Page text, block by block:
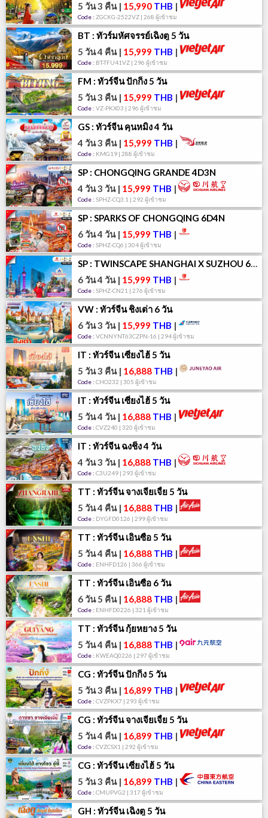
5 วัน 3 คืน| 15,990 THB |
Code : ZGCKG-2522VZ | 268 ผู้เข้าชม
BT : ทัวร์มหัศจรรย์เฉิงตู 5 วัน
5 วัน 4 คืน| 15,999 THB |
Code : BT-TFU41VZ | 296 ผู้เข้าชม
FM : ทัวร์จีน ปักกิ่ง 5 วัน
5 วัน 3 คืน| 15,999 THB |
Code : VZ-PKX03 | 296 ผู้เข้าชม
GS : ทัวร์จีน คุนหมิง 4 วัน
4 วัน 3 คืน| 15,999 THB |
Code : KMG19 | 288 ผู้เข้าชม
SP : CHONGQING GRANDE 4D3N
4 วัน 3 วัน| 15,999 THB |
Code : SPHZ-CQ3.1 | 292 ผู้เข้าชม
SP : SPARKS OF CHONGQING 6D4N
6 วัน 4 วัน| 15,999 THB |
Code : SPHZ-CQ6 | 304 ผู้เข้าชม
SP : TWINSCAPE SHANGHAI X SUZHOU 6D4N
6 วัน 4 วัน| 15,999 THB |
Code : SPHZ-CN21 | 276 ผู้เข้าชม
VW : ทัวร์จีน ชิงเต่า 6 วัน
6 วัน 3 วัน| 15,999 THB |
Code : VCNNYNT63CZPN-16 | 294 ผู้เข้าชม
IT : ทัวร์จีน เซี่ยงไฮ้ 5 วัน
5 วัน 3 คืน| 16,888 THB |
Code : CHO232 | 305 ผู้เข้าชม
IT : ทัวร์จีน เซี่ยงไฮ้ 5 วัน
5 วัน 4 วัน| 16,888 THB |
Code : CVZ240 | 320 ผู้เข้าชม
IT : ทัวร์จีน ฉงชิ่ง 4 วัน
4 วัน 3 วัน| 16,888 THB |
Code : C3U249 | 293 ผู้เข้าชม
TT : ทัวร์จีน จางเจียเจี้ย 5 วัน
5 วัน 4 คืน| 16,888 THB |
Code : DYGFD0126 | 299 ผู้เข้าชม
TT : ทัวร์จีน เอินซือ 5 วัน
5 วัน 4 คืน| 16,888 THB |
Code : ENHFD126 | 366 ผู้เข้าชม
TT : ทัวร์จีน เอินซือ 6 วัน
6 วัน 5 คืน| 16,888 THB |
Code : ENHFD0226 | 321 ผู้เข้าชม
TT : ทัวร์จีน กุ้ยหยาง 5 วัน
5 วัน 4 คืน| 16,888 THB |
Code : KWEAQ0226 | 297 ผู้เข้าชม
CG : ทัวร์จีน ปักกิ่ง 5 วัน
5 วัน 3 คืน| 16,899 THB |
Code : CVZPKX7 | 293 ผู้เข้าชม
CG : ทัวร์จีน จางเจียเจี้ย 5 วัน
5 วัน 4 คืน| 16,899 THB |
Code : CVZCSX1 | 292 ผู้เข้าชม
CG : ทัวร์จีน เซี่ยงไฮ้ 5 วัน
5 วัน 3 คืน| 16,899 THB |
Code : CMUPVG2 | 317 ผู้เข้าชม
GH : ทัวร์จีน เฉิงตู 5 วัน